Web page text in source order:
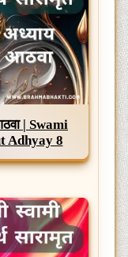
| Swami
Adhyay 8